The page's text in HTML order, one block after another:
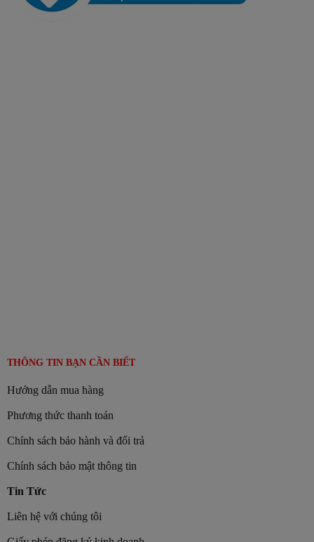
THÔNG TIN BẠN CẦN BIẾT
Hướng dẫn mua hàng
Phương thức thanh toán
Chính sách bảo hành và đổi trả
Chính sách bảo mật thông tin
Tin Tức
Liên hệ với chúng tôi